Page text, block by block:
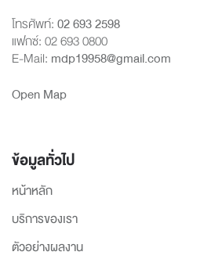
โทรศัพท์:02 693 2598
แฟกซ์: 02 693 0800
E-Mail: mdp19958@gmail.com
Open Map
ข้อมูลทั่วไป
หน้าหลัก
บริการของเรา
ตัวอย่างผลงาน